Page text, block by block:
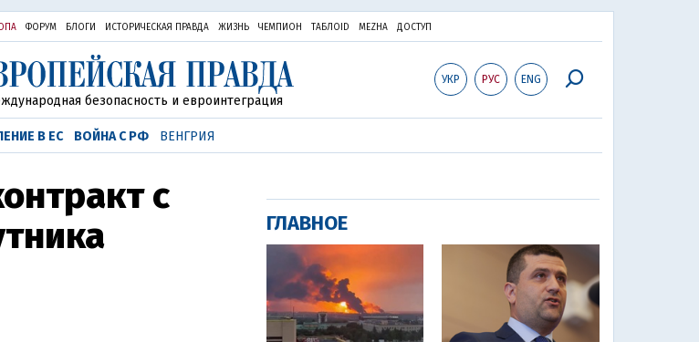
ФОРУМ БЛОГИ ИСТОРИЧЕСКАЯ ПРАВДА ЖИЗНЬ ЧЕМПИОН ТАБЛОID MEZHA ДОСТУП
УКР РУС ENG
безопасность и евроинтеграция
В ЕС ВОЙНА С РФ ВЕНГРИЯ
с
ГЛАВНОЕ